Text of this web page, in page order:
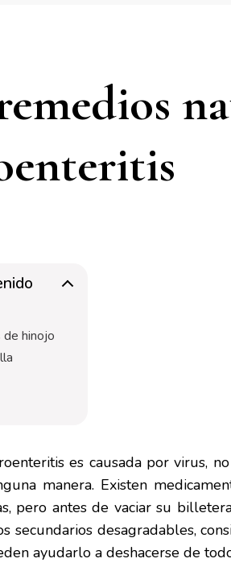
hinojo
es causada por virus,
manera. Existen
pero antes de vaciar su
secundarios desagradables,
ayudarlo a deshacerse de